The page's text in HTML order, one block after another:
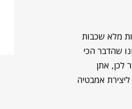
מלא שכבות
שהדבר הכי
לכן, אתן
אמבטיה